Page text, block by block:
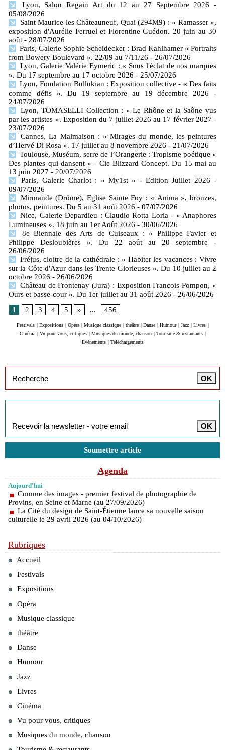
Lyon, Salon Regain Art du 12 au 27 Septembre 2026
-
05/08/2026
Saint Maurice les Châteauneuf, Quai (294M9) : « Ramasser »,
exposition d'Aurélie Ferruel et Florentine Guédon. 20 juin au 30
août - 28/07/2026
Paris, Galerie Sophie Scheidecker : Brad Kahlhamer « Portraits
from Bowery Boulevard ». 22/09 au 7/11/26 - 26/07/2026
Lyon, Galerie Valérie Eymeric : « Sous l'éclat de nos marques
». Du 17 septembre au 17 octobre 2026 - 25/07/2026
Lyon, Fondation Bullukian : Exposition collective - « Des faits
comme défis ». Du 19 septembre au 19 décembre 2026
-
24/07/2026
Lyon, TOMASELLI Collection : « Le Rhône et la Saône vus
par les artistes ». Exposition du 7 juillet 2026 au 17 février 2027 -
23/07/2026
Cannes, La Malmaison : « Mirages du monde, les peintures
d’Hervé Di Rosa ». 17 juillet au 8 novembre 2026 - 21/07/2026
Toulouse, Muséum, serre de l’Orangerie : Tropisme poétique «
Des plantes qui dansent » - Cie Blizzard Concept. Du 15 mai au
13 juin 2027 - 20/07/2026
Paris, Galerie Charlot : « My1st » - Edition Juillet 2026 -
09/07/2026
Mirmande (Drôme), Eglise Sainte Foy : « Anima », bronzes,
photos, peintures. Du 5 au 31 août 2026 - 07/07/2026
Nice, Galerie Depardieu : Claudio Rotta Loria - « Anaphores
Lumineuses ». 18 juin au 1er Août 2026 - 30/06/2026
8e Biennale des Arts de Cuiseaux : « Philippe Favier et
Philippe Desloubières ». Du 22 août au 20 septembre
-
26/06/2026
Fréjus, cloitre de la cathédrale : « Habiter les vacances : Vivre
sur la Côte d'Azur dans les Trente Glorieuses ». Du 10 juillet au 2
octobre 2026 - 26/06/2026
Château de Frontenay (Jura) : Exposition François Pompon, «
Ours et basse-cour ». Du 1er juillet au 31 août 2026 - 26/06/2026
1
2 3 4 5 » ... 456
Festivals | Expositions | Opéra | Musique classique | théâtre | Danse | Humour | Jazz | Livres |
Cinéma | Vu pour vous, critiques | Musiques du monde, chanson | Tourisme & restaurants |
Evénements | Téléchargements
Soumettre article
Agenda
Aujourd'hui
Comme des images - premier festival de photographie de
Provins, en Seine et Marne (au 27/09/2026)
La Cité du design de Saint-Étienne lance sa nouvelle saison
culturelle le 29 avril 2026 (au 04/10/2026)
Rubriques
Accueil
Festivals
Expositions
Opéra
Musique classique
théâtre
Danse
Humour
Jazz
Livres
Cinéma
Vu pour vous, critiques
Musiques du monde, chanson